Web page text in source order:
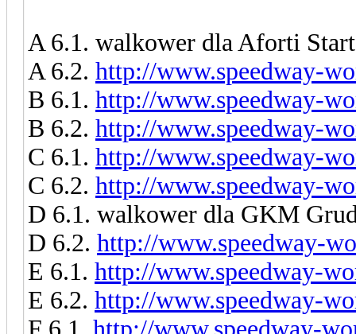
A 6.1. walkower dla Aforti
A 6.2. http://www.speedway-
B 6.1. http://www.speedway-
B 6.2. http://www.speedway-
C 6.1. http://www.speedway-
C 6.2. http://www.speedway-
D 6.1. walkower dla GKM
D 6.2. http://www.speedway-
E 6.1. http://www.speedway-
E 6.2. http://www.speedway-